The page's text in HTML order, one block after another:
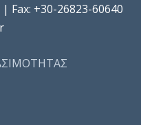
Fax: +30-26823-60640